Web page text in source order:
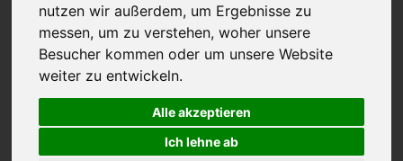
nutzen wir außerdem, um Ergebnisse zu
messen, um zu verstehen, woher unsere
Besucher kommen oder um unsere Website
weiter zu entwickeln.
Alle akzeptieren
Ich lehne ab